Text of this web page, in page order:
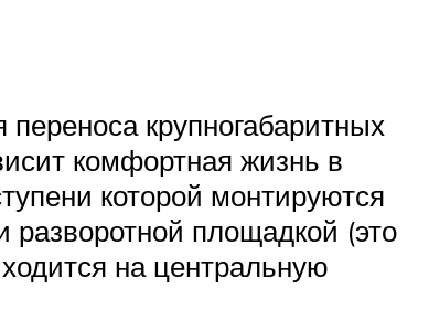
крупногабаритных
комфортная жизнь в
которой монтируются
площадкой (это
на центральную